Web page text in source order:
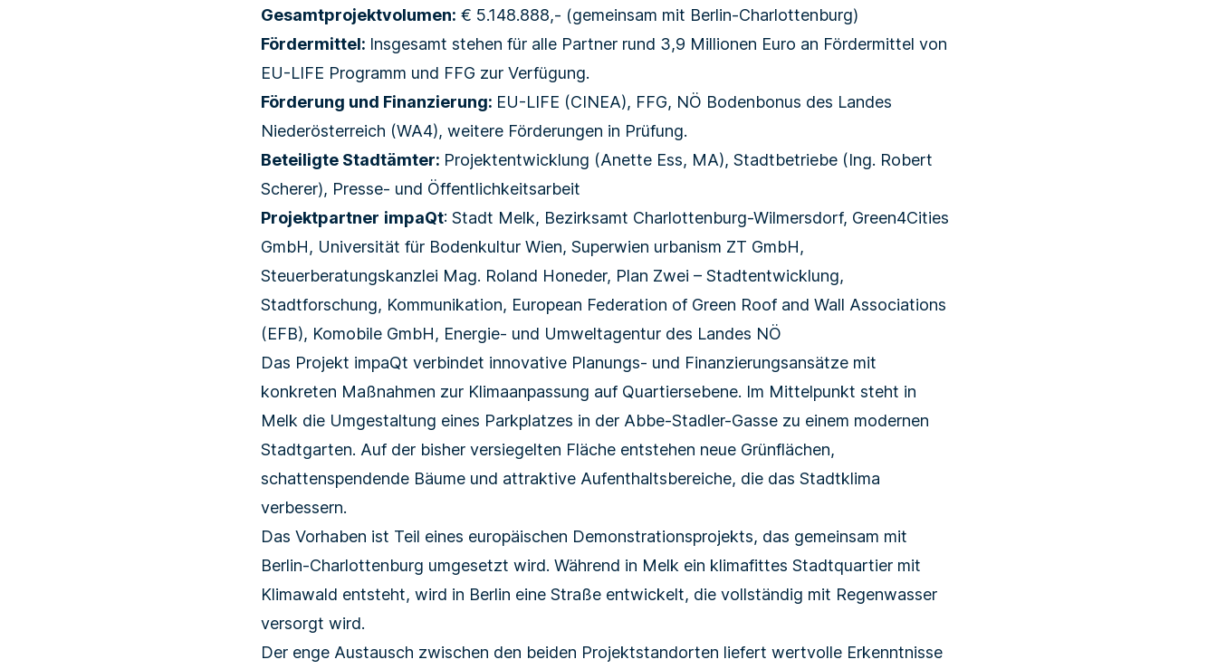
Gesamtprojektvolumen: € 5.148.888,- (gemeinsam mit Berlin-Charlottenburg)
Fördermittel: Insgesamt stehen für alle Partner rund 3,9 Millionen Euro an Fördermittel von
EU-LIFE Programm und FFG zur Verfügung.
Förderung und Finanzierung: EU-LIFE (CINEA), FFG, NÖ Bodenbonus des Landes
Niederösterreich (WA4), weitere Förderungen in Prüfung.
Beteiligte Stadtämter: Projektentwicklung (Anette Ess, MA), Stadtbetriebe (Ing. Robert
Scherer), Presse- und Öffentlichkeitsarbeit
Projektpartner impaQt: Stadt Melk, Bezirksamt Charlottenburg-Wilmersdorf, Green4Cities
GmbH, Universität für Bodenkultur Wien, Superwien urbanism ZT GmbH,
Steuerberatungskanzlei Mag. Roland Honeder, Plan Zwei – Stadtentwicklung,
Stadtforschung, Kommunikation, European Federation of Green Roof and Wall Associations
(EFB), Komobile GmbH, Energie- und Umweltagentur des Landes NÖ
Das Projekt impaQt verbindet innovative Planungs- und Finanzierungsansätze mit
konkreten Maßnahmen zur Klimaanpassung auf Quartiersebene. Im Mittelpunkt steht in
Melk die Umgestaltung eines Parkplatzes in der Abbe-Stadler-Gasse zu einem modernen
Stadtgarten. Auf der bisher versiegelten Fläche entstehen neue Grünflächen,
schattenspendende Bäume und attraktive Aufenthaltsbereiche, die das Stadtklima
verbessern.
Das Vorhaben ist Teil eines europäischen Demonstrationsprojekts, das gemeinsam mit
Berlin-Charlottenburg umgesetzt wird. Während in Melk ein klimafittes Stadtquartier mit
Klimawald entsteht, wird in Berlin eine Straße entwickelt, die vollständig mit Regenwasser
versorgt wird.
Der enge Austausch zwischen den beiden Projektstandorten liefert wertvolle Erkenntnisse